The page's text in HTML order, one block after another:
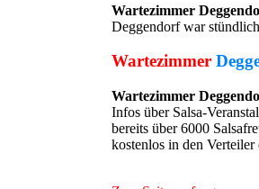
Wartezimmer
Deggendorf war
Wartezimmer
Wartezimmer
Infos über Salsa-
bereits über 6000
kostenlos in den Verteiler